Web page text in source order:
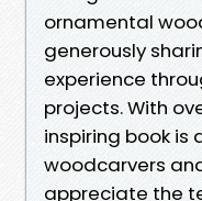
ornamental
generously
experience
projects. With
inspiring book is
woodcarvers
appreciate the